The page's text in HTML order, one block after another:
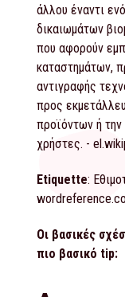
άλλου έναντι
δικαιωμάτων
που αφορούν
καταστημάτων,
αντιγραφής
προς
προϊόντων ή
χρήστες. -
Etiquette:
Οι βασικές
πιο βασικό tip: